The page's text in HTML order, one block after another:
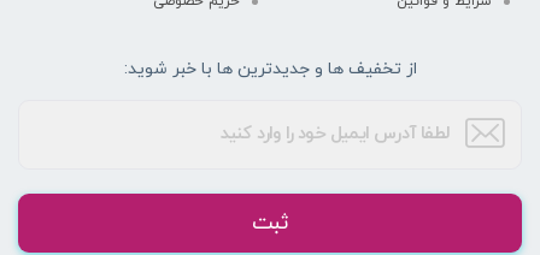
از تخفیف ها و جدیدترین ها با خبر شوید:
ثبت